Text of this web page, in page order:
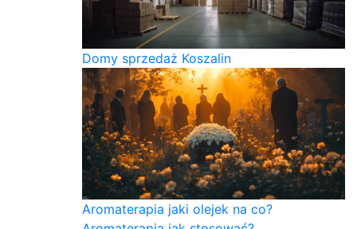
Domy sprzedaż Koszalin
Aromaterapia jaki olejek na co?